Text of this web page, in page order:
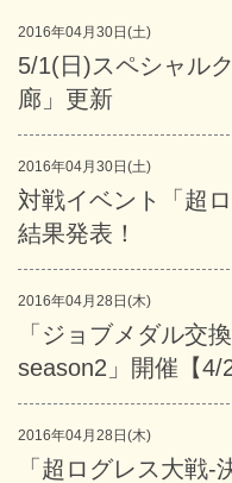
2016年04月30日(土)
5/1(日)スペシャル
廊」更新
2016年04月30日(土)
対戦イベント「超
結果発表！
2016年04月28日(木)
「ジョブメダル交
season2」開催【4/
2016年04月28日(木)
「超ログレス大戦-